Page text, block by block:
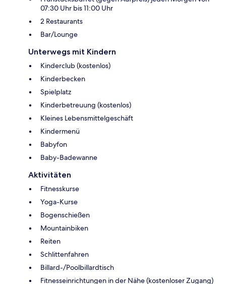
07:30 Uhr bis 11:00 Uhr
2 Restaurants
Bar/Lounge
Unterwegs mit Kindern
Kinderclub (kostenlos)
Kinderbecken
Spielplatz
Kinderbetreuung (kostenlos)
Kleines Lebensmittelgeschäft
Kindermenü
Babyfon
Baby-Badewanne
Aktivitäten
Fitnesskurse
Yoga-Kurse
Bogenschießen
Mountainbiken
Reiten
Schlittenfahren
Billard-/Poolbillardtisch
Fitnesseinrichtungen in der Nähe (kostenloser Zugang)